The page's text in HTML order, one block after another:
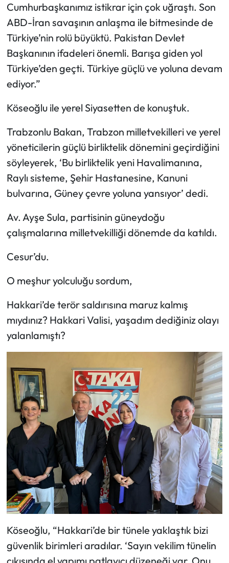
Cumhurbaşkanımız istikrar için çok uğraştı. Son
ABD-İran savaşının anlaşma ile bitmesinde de
Türkiye’nin rolü büyüktü. Pakistan Devlet
Başkanının ifadeleri önemli. Barışa giden yol
Türkiye’den geçti. Türkiye güçlü ve yoluna devam
ediyor.”
Köseoğlu ile yerel Siyasetten de konuştuk.
Trabzonlu Bakan, Trabzon milletvekilleri ve yerel
yöneticilerin güçlü birliktelik dönemini geçirdiğini
söyleyerek, ‘Bu birliktelik yeni Havalimanına,
Raylı sisteme, Şehir Hastanesine, Kanuni
bulvarına, Güney çevre yoluna yansıyor’ dedi.
Av. Ayşe Sula, partisinin güneydoğu
çalışmalarına milletvekilliği dönemde da katıldı.
Cesur’du.
O meşhur yolculuğu sordum,
Hakkari’de terör saldırısına maruz kalmış
mıydınız? Hakkari Valisi, yaşadım dediğiniz olayı
yalanlamıştı?
Köseoğlu, “Hakkari’de bir tünele yaklaştık bizi
güvenlik birimleri aradılar. ‘Sayın vekilim tünelin